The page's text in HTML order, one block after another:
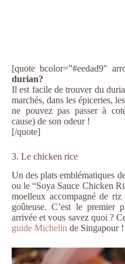
[quote bcolor=”#eedad9″
durian?
Il est facile de trouver du
marchés, dans les épiceries,
ne pouvez pas passer à
cause) de son odeur !
[/quote]
3. Le chicken rice
Un des plats emblématiques
ou le “Soya Sauce Chicken
moelleux accompagné de riz
goûteuse. C’est le premier
arrivée et vous savez quoi ?
guide Michelin de Singapour !